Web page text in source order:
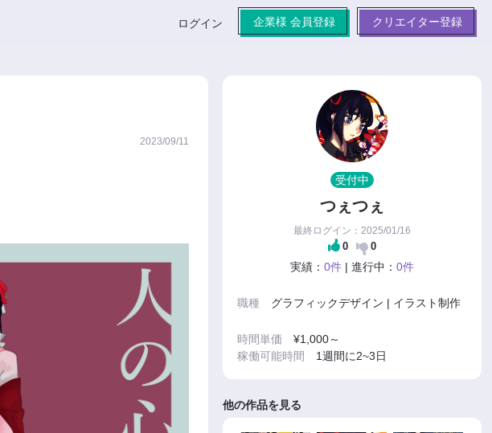
ログイン 企業様 会員登録 クリエイター登録
2023/09/11
受付中
つぇつぇ
最終ログイン：2025/01/16
0 0
実績： 0件| 進行中： 0件
職種 グラフィックデザイン | イラスト制作
時間単価 ¥1,000～
稼働可能時間 1週間に2~3日
他の作品を見る